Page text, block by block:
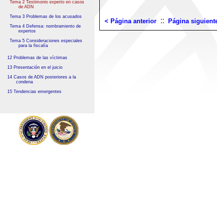
Tema 2 Testimonio experto en casos
de ADN
Tema 3 Problemas de los acusados
Tema 4 Defensa: nombramiento de
expertos
Tema 5 Consideraciones especiales
para la fiscalía
12 Problemas de las víctimas
13 Presentación en el juicio
14 Casos de ADN posteriores a la
condena
15 Tendencias emergentes
< Página anterior :: Página